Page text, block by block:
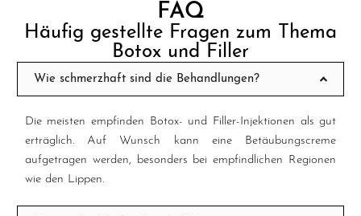
FAQ
Häufig gestellte Fragen zum Thema
Botox und Filler
Wie schmerzhaft sind die Behandlungen?
Die meisten empfinden Botox- und Filler-Injektionen als gut
erträglich. Auf Wunsch kann eine Betäubungscreme
aufgetragen werden, besonders bei empfindlichen Regionen
wie den Lippen.